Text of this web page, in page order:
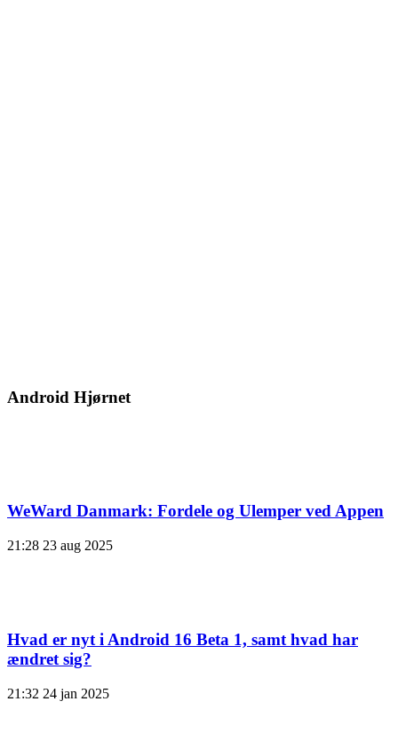
Android Hjørnet
WeWard Danmark: Fordele og Ulemper ved Appen
21:28 23 aug 2025
Hvad er nyt i Android 16 Beta 1, samt hvad har
ændret sig?
21:32 24 jan 2025